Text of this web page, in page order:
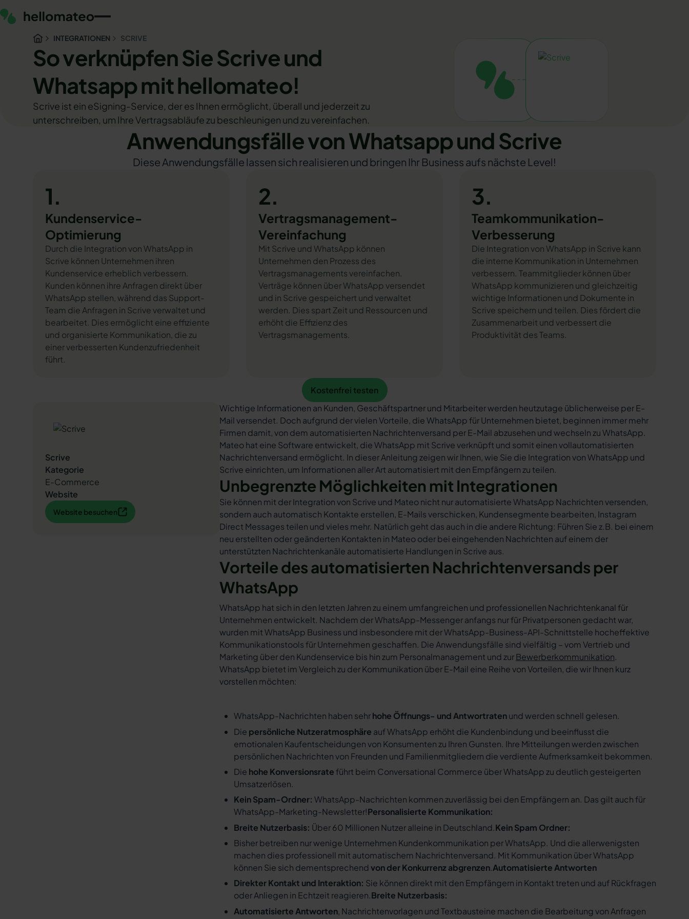
INTEGRATIONEN SCRIVE
So verknüpfen Sie Scrive und
Whatsapp mit hellomateo!
Scrive ist ein eSigning-Service, der es Ihnen ermöglicht, überall und jederzeit zu
unterschreiben, um Ihre Vertragsabläufe zu beschleunigen und zu vereinfachen.
Anwendungsfälle von Whatsapp und Scrive
Diese Anwendungsfälle lassen sich realisieren und bringen Ihr Business aufs nächste Level!
1.
Kundenservice-
Optimierung
Durch die Integration von WhatsApp in
Scrive können Unternehmen ihren
Kundenservice erheblich verbessern.
Kunden können ihre Anfragen direkt über
WhatsApp stellen, während das Support-
Team die Anfragen in Scrive verwaltet und
bearbeitet. Dies ermöglicht eine effiziente
und organisierte Kommunikation, die zu
einer verbesserten Kundenzufriedenheit
führt.
2.
Vertragsmanagement-
Vereinfachung
Mit Scrive und WhatsApp können
Unternehmen den Prozess des
Vertragsmanagements vereinfachen.
Verträge können über WhatsApp versendet
und in Scrive gespeichert und verwaltet
werden. Dies spart Zeit und Ressourcen und
erhöht die Effizienz des
Vertragsmanagements.
3.
Teamkommunikation-
Verbesserung
Die Integration von WhatsApp in Scrive kann
die interne Kommunikation in Unternehmen
verbessern. Teammitglieder können über
WhatsApp kommunizieren und gleichzeitig
wichtige Informationen und Dokumente in
Scrive speichern und teilen. Dies fördert die
Zusammenarbeit und verbessert die
Produktivität des Teams.
Kostenfrei testen
Kostenfrei testen
Scrive
Kategorie
E-Commerce
Website
Website besuchen
Website besuchen
Wichtige Informationen an Kunden, Geschäftspartner und Mitarbeiter werden heutzutage üblicherweise per E-
Mail versendet. Doch aufgrund der vielen Vorteile, die WhatsApp für Unternehmen bietet, beginnen immer mehr
Firmen damit, von dem automatisierten Nachrichtenversand per E-Mail abzusehen und wechseln zu WhatsApp.
Mateo hat eine Software entwickelt, die WhatsApp mit Scrive verknüpft und somit einen vollautomatisierten
Nachrichtenversand ermöglicht. In dieser Anleitung zeigen wir Ihnen, wie Sie die Integration von WhatsApp und
Scrive einrichten, um Informationen aller Art automatisiert mit den Empfängern zu teilen.
Unbegrenzte Möglichkeiten mit Integrationen
Sie können mit der Integration von Scrive und Mateo nicht nur automatisierte WhatsApp Nachrichten versenden,
sondern auch automatisch Kontakte erstellen, E-Mails verschicken, Kundensegmente bearbeiten, Instagram
Direct Messages teilen und vieles mehr. Natürlich geht das auch in die andere Richtung: Führen Sie z.B. bei einem
neu erstellten oder geänderten Kontakten in Mateo oder bei eingehenden Nachrichten auf einem der
unterstützten Nachrichtenkanäle automatisierte Handlungen in Scrive aus.
Vorteile des automatisierten Nachrichtenversands per
WhatsApp
WhatsApp hat sich in den letzten Jahren zu einem umfangreichen und professionellen Nachrichtenkanal für
Unternehmen entwickelt. Nachdem der WhatsApp-Messenger anfangs nur für Privatpersonen gedacht war,
wurden mit WhatsApp Business und insbesondere mit der WhatsApp-Business-API-Schnittstelle hocheffektive
Kommunikationstools für Unternehmen geschaffen. Die Anwendungsfälle sind vielfältig – vom Vertrieb und
Marketing über den Kundenservice bis hin zum Personalmanagement und zurBewerberkommunikation.
WhatsApp bietet im Vergleich zu der Kommunikation über E-Mail eine Reihe von Vorteilen, die wir Ihnen kurz
vorstellen möchten:
WhatsApp-Nachrichten haben sehrhohe Öffnungs- und Antwortratenund werden schnell gelesen.
Die persönliche Nutzeratmosphäre auf WhatsApp erhöht die Kundenbindung und beeinflusst die
emotionalen Kaufentscheidungen von Konsumenten zu Ihren Gunsten. Ihre Mitteilungen werden zwischen
persönlichen Nachrichten von Freunden und Familienmitgliedern die verdiente Aufmerksamkeit bekommen.
Die hohe Konversionsrate führt beim Conversational Commerce über WhatsApp zu deutlich gesteigerten
Umsatzerlösen.
Kein Spam-Ordner: WhatsApp-Nachrichten kommen zuverlässig bei den Empfängern an. Das gilt auch für
WhatsApp-Marketing-Newsletter!Personalisierte Kommunikation:
Breite Nutzerbasis: Über 60 Millionen Nutzer alleine in Deutschland.Kein Spam Ordner:
Bisher betreiben nur wenige Unternehmen Kundenkommunikation per WhatsApp. Und die allerwenigsten
machen dies professionell mit automatischem Nachrichtenversand. Mit Kommunikation über WhatsApp
können Sie sich dementsprechendvon der Konkurrenz abgrenzen.Automatisierte Antworten
Direkter Kontakt und Interaktion: Sie können direkt mit den Empfängern in Kontakt treten und auf Rückfragen
oder Anliegen in Echtzeit reagieren.Breite Nutzerbasis:
Automatisierte Antworten, Nachrichtenvorlagen und Textbausteine machen die Bearbeitung von Anfragen